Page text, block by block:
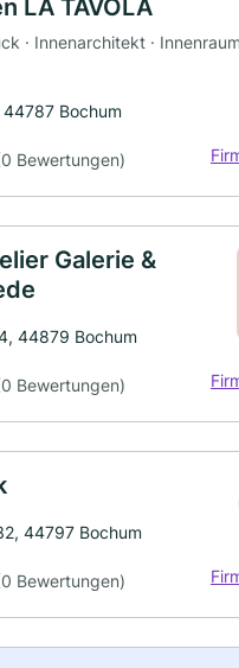
LA TAVOLA
· Innenarchitekt ·
Bochum
Bewertungen)
Galerie &
44879 Bochum
Bewertungen)
44797 Bochum
Bewertungen)